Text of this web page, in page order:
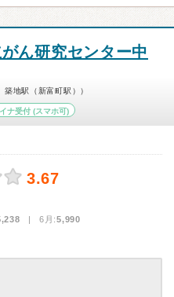
ん研究センター中
地駅（新富町駅））
ナ受付 (スマホ可)
3.67
| 6月:5,990